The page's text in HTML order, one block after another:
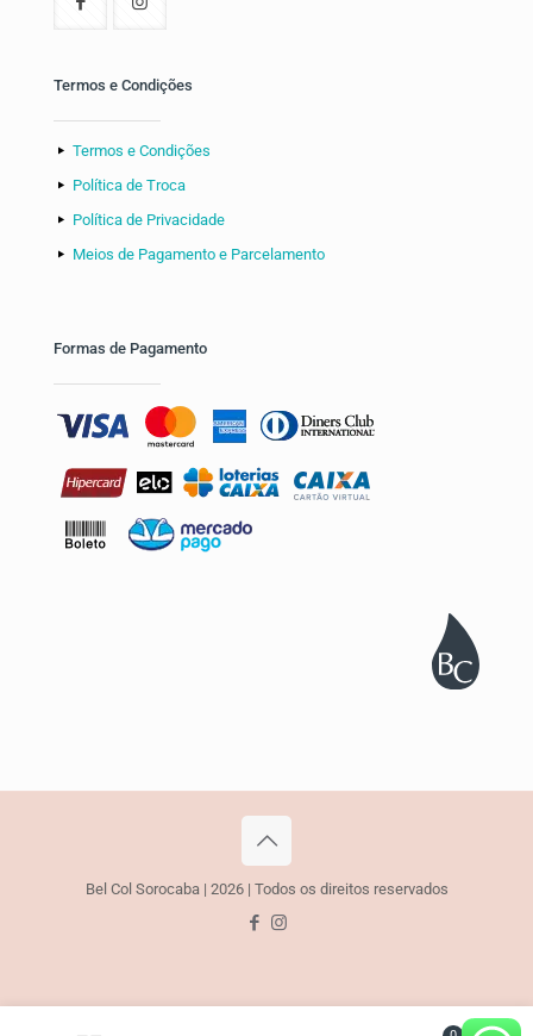
Termos e Condições
Termos e Condições
Política de Troca
Política de Privacidade
Meios de Pagamento e Parcelamento
Formas de Pagamento
Bel Col Sorocaba | 2026 | Todos os direitos reservados